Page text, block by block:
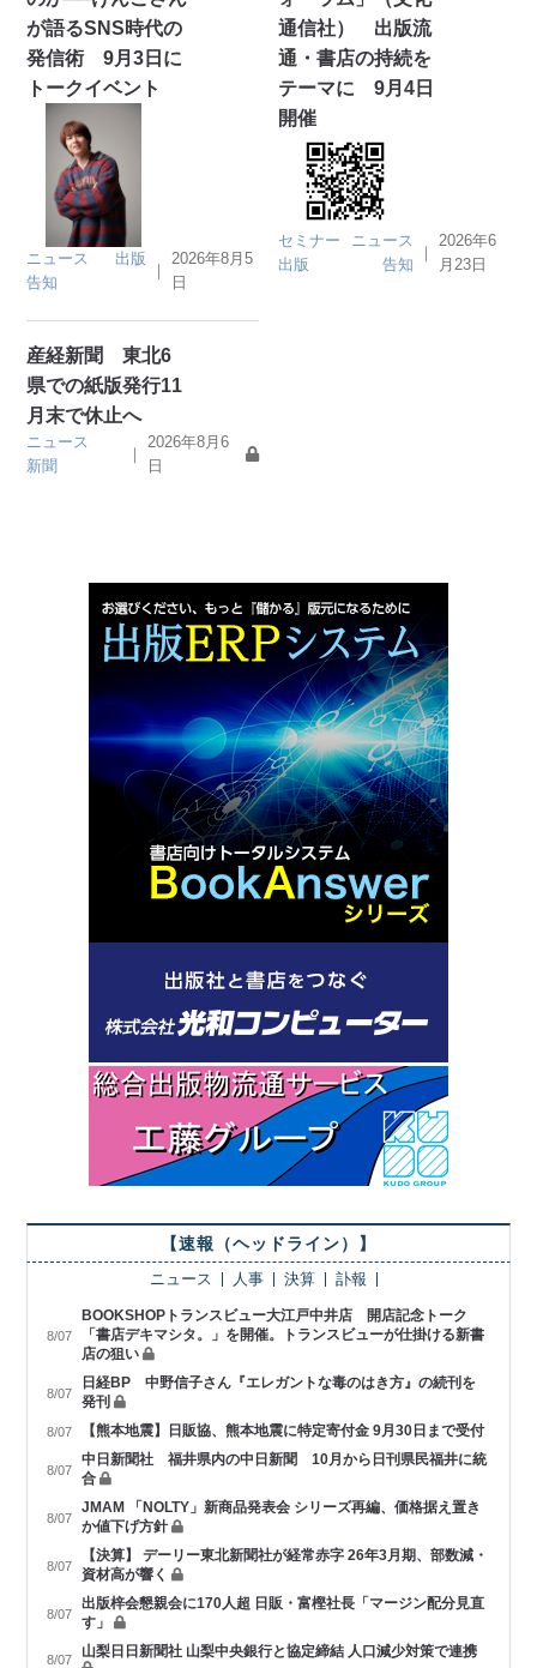
が語るSNS時代の
発信術 9月3日に
トークイベント
ニュース
出版
告知
｜
2026年8月5
日
通信社） 出版流
通・書店の持続を
テーマに 9月4日
開催
セミナー
ニュース
出版
告知
｜
2026年6
月23日
産経新聞 東北6
県での紙版発行11
月末で休止へ
ニュース
新聞
｜
2026年8月6
日
【速報（ヘッドライン）】
ニュース 人事 決算 訃報
8/07
BOOKSHOPトランスビュー大江戸中井店 開店記念トーク
「書店デキマシタ。」を開催。トランスビューが仕掛ける新書
店の狙い
8/07
日経BP 中野信子さん『エレガントな毒のはき方』の続刊を
発刊
8/07 【熊本地震】日販協、熊本地震に特定寄付金 9月30日まで受付
8/07
中日新聞社 福井県内の中日新聞 10月から日刊県民福井に統
合
8/07
JMAM 「NOLTY」新商品発表会 シリーズ再編、価格据え置き
か値下げ方針
8/07
【決算】 デーリー東北新聞社が経常赤字 26年3月期、部数減・
資材高が響く
8/07
出版梓会懇親会に170人超 日販・富樫社長「マージン配分見直
す」
8/07 山梨日日新聞社 山梨中央銀行と協定締結 人口減少対策で連携